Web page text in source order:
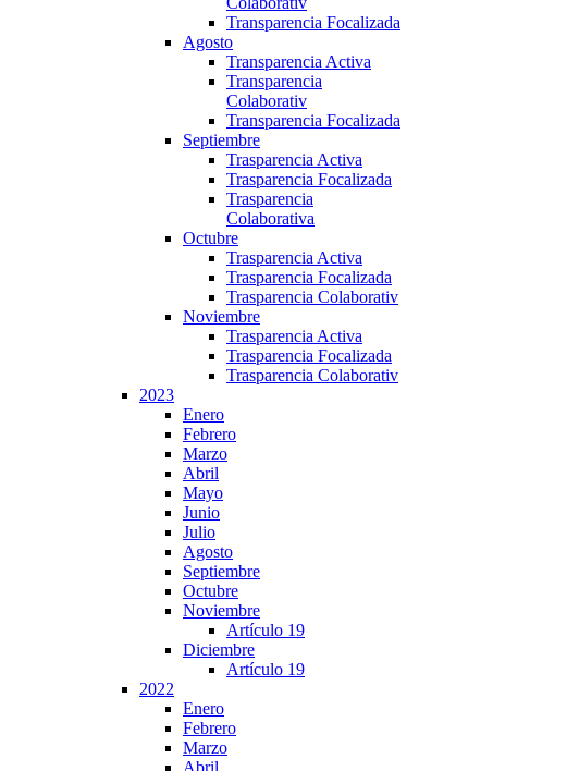
Transparencia Focalizada
Agosto
Transparencia Activa
Transparencia
Colaborativ
Transparencia Focalizada
Septiembre
Trasparencia Activa
Trasparencia Focalizada
Trasparencia
Colaborativa
Octubre
Trasparencia Activa
Trasparencia Focalizada
Trasparencia Colaborativ
Noviembre
Trasparencia Activa
Trasparencia Focalizada
Trasparencia Colaborativ
2023
Enero
Febrero
Marzo
Abril
Mayo
Junio
Julio
Agosto
Septiembre
Octubre
Noviembre
Artículo 19
Diciembre
Artículo 19
2022
Enero
Febrero
Marzo
Abril